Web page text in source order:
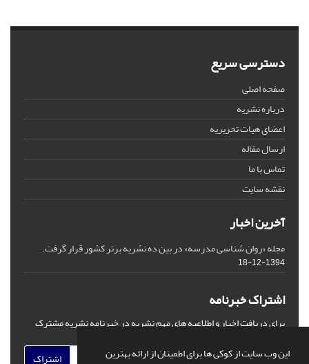
این وب سایت از کوکی ها برای اطمینان از ارائه بهترین
دسترسی سریع
صفحه اصلی
درباره نشریه
اعضای هیات تحریریه
ارسال مقاله
تماس با ما
نقشه سایت
آخرین اخبار
مجله «روان شناسی مدرسه» در بین ده نشریه برتر کشور قرار گرفت.
1394-12-18
اشتراک خبرنامه
برای دریافت اخبار و اطلاعیه های مهم نشریه در خبرنامه نشریه مشترک
اشتراک